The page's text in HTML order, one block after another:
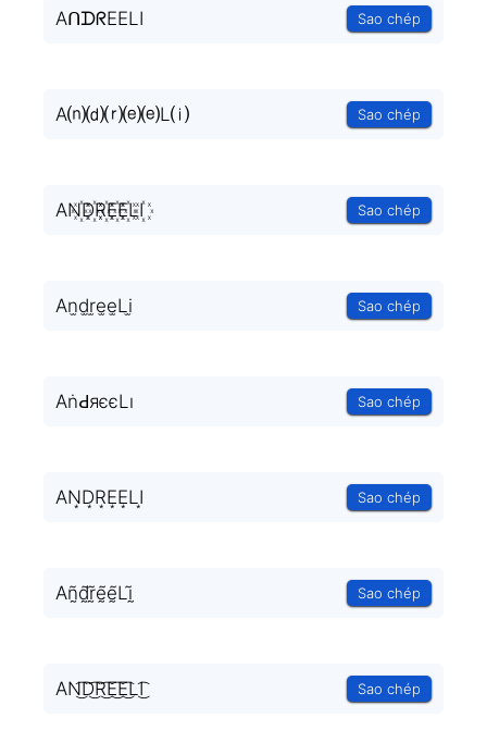
AᑎᗪᖇEELI Sao chép
A⒩⒟⒭⒠⒠L⒤ Sao chép
AN꙰D꙰R꙰E꙰E꙰LI꙰ Sao chép
An̫d̫r̫e̫e̫Li̫ Sao chép
AṅԀяєєLı Sao chép
AN͙D͙R͙E͙E͙LI͙ Sao chép
Añ̰d̰̃r̰̃ḛ̃ḛ̃Lḭ̃ Sao chép
AN͜͡D͜͡R͜͡E͜͡E͜͡LI͜͡ Sao chép